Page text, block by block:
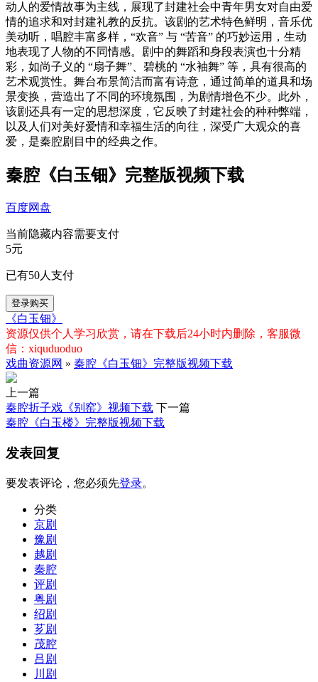
动人的爱情故事为主线，展现了封建社会中青年男女对自由爱
情的追求和对封建礼教的反抗。该剧的艺术特色鲜明，音乐优
美动听，唱腔丰富多样，“欢音” 与 “苦音” 的巧妙运用，生动
地表现了人物的不同情感。剧中的舞蹈和身段表演也十分精
彩，如尚子义的 “扇子舞”、碧桃的 “水袖舞” 等，具有很高的
艺术观赏性。舞台布景简洁而富有诗意，通过简单的道具和场
景变换，营造出了不同的环境氛围，为剧情增色不少。此外，
该剧还具有一定的思想深度，它反映了封建社会的种种弊端，
以及人们对美好爱情和幸福生活的向往，深受广大观众的喜
爱，是秦腔剧目中的经典之作。
秦腔《白玉钿》完整版视频下载
百度网盘
当前隐藏内容需要支付
5元
已有50人支付
登录购买
《白玉钿》
资源仅供个人学习欣赏，请在下载后24小时内删除，客服微
信：xiquduoduo
戏曲资源网 » 秦腔《白玉钿》完整版视频下载
上一篇
秦腔折子戏《别窑》视频下载 下一篇
秦腔《白玉楼》完整版视频下载
发表回复
要发表评论，您必须先登录。
分类
京剧
豫剧
越剧
秦腔
评剧
粤剧
绍剧
芗剧
茂腔
吕剧
川剧